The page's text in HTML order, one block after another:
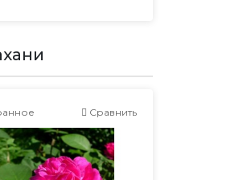
Сравнить